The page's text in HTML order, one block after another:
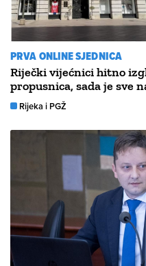
PRVA ONLINE SJEDNICA
Riječki vijećnici hitno
propusnica, sada je sve
Rijeka i PGŽ